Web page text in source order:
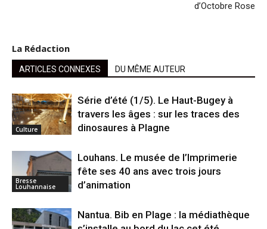
d’Octobre Rose
La Rédaction
ARTICLES CONNEXES DU MÊME AUTEUR
Culture
Série d’été (1/5). Le Haut-Bugey à
travers les âges : sur les traces des
dinosaures à Plagne
Bresse
Louhannaise
Louhans. Le musée de l’Imprimerie
fête ses 40 ans avec trois jours
d’animation
Nantua. Bib en Plage : la médiathèque